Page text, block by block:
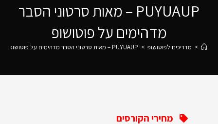
PUYUAUP – מאות סרטוני הסבר
מדהימים על פוטושופ
> מדריכים לפוטושופ > PUYUAUP – מאות סרטוני הסבר מדהימים על פוטושופ
מחירי הקורסים